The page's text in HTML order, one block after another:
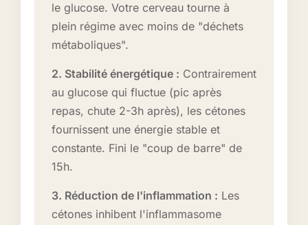
le glucose. Votre cerveau tourne à
plein régime avec moins de "déchets
métaboliques".
2. Stabilité énergétique : Contrairement
au glucose qui fluctue (pic après
repas, chute 2-3h après), les cétones
fournissent une énergie stable et
constante. Fini le "coup de barre" de
15h.
3. Réduction de l'inflammation : Les
cétones inhibent l'inflammasome